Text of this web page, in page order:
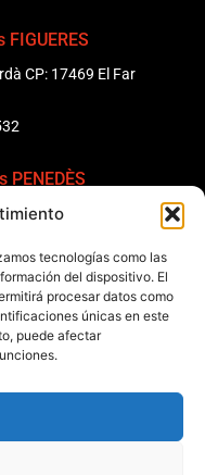
tecnologías como las
del dispositivo. El
procesar datos como
únicas en este
puede afectar
CP: 17469 El Far
CP: 08799
91
Barcelona, España